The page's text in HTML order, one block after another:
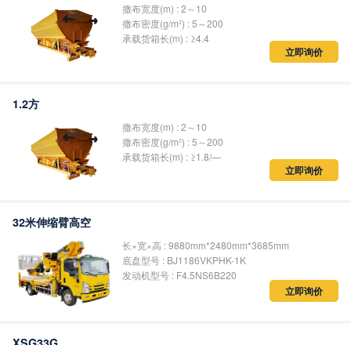
撒布宽度(m) : 2～10
撒布密度(g/m²) : 5～200
承载货箱长(m) : ≥4.4
立即询价
1.2方
撒布宽度(m) : 2～10
撒布密度(g/m²) : 5～200
承载货箱长(m) : ≥1.8/—
立即询价
32米伸缩臂高空
长×宽×高 : 9880mm*2480mm*3685mm
底盘型号 : BJ1186VKPHK-1K
发动机型号 : F4.5NS6B220
立即询价